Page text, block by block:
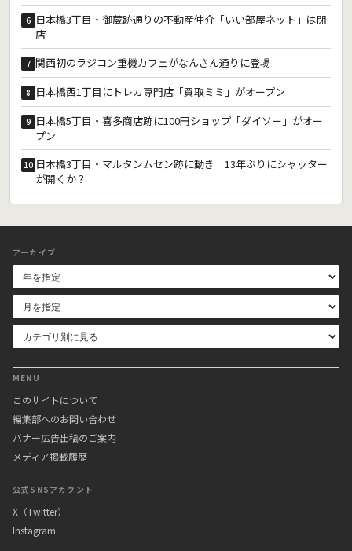
6 日本橋3丁目・御蔵跡通りの不動産仲介「いい部屋ネット」は閉
店
7 関西初のラジコン重機カフェがなんさん通りに登場
8 日本橋西1丁目にトレカ専門店「買取ミミ」がオープン
9 日本橋5丁目・喜多商店跡に100円ショップ「ダイソー」がオー
プン
10 日本橋3丁目・マルタンムセン跡に動き 13年ぶりにシャッター
が開くか？
アーカイブ
MENU
このサイトについて
編集部へのお問い合わせ
バナー広告出稿のご案内
メディア掲載履歴
公式SNSアカウント
X（Twitter）
Instagram